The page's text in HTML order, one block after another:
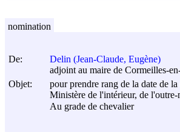
De:
Delin (Jean-Claude, Eugène)
adjoint au maire de Cormeilles-
Objet:
pour prendre rang de la date de
Ministère de l'intérieur, de
Au grade de chevalier
nomination